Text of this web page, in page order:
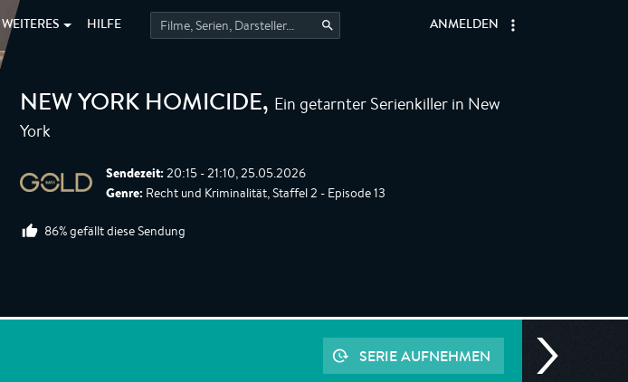
WEITERES HILFE ANMELDEN
NEW YORK HOMICIDE, Ein getarnter Serienkiller in New
York
Sendezeit: 20:15 - 21:10, 25.05.2026
Genre: Recht und Kriminalität, Staffel 2 - Episode 13
86% gefällt diese Sendung
SERIE AUFNEHMEN